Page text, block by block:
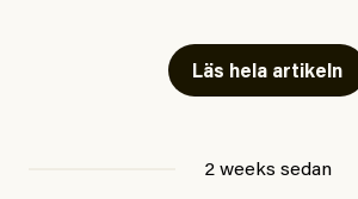
Läs hela artikeln
2 weeks sedan